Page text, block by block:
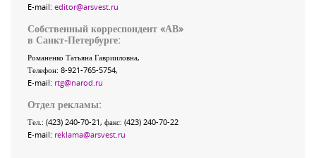
E-mail: editor@arsvest.ru
Собственный корреспондент «АВ»
в Санкт-Петербурге:
Романенко Татьяна Гаврииловна,
Телефон: 8-921-765-5754,
E-mail: rtg@narod.ru
Отдел рекламы:
Тел.: (423) 240-70-21, факс: (423) 240-70-22
E-mail: reklama@arsvest.ru